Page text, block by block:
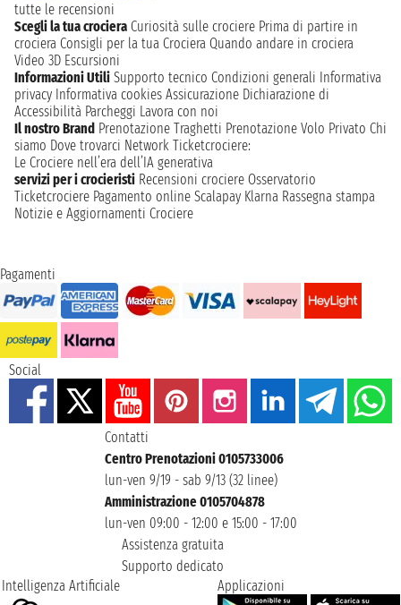
tutte le recensioni
Scegli la tua crociera Curiosità sulle crociere Prima di partire in
crociera Consigli per la tua Crociera Quando andare in crociera
Video 3D Escursioni
Informazioni Utili Supporto tecnico Condizioni generali Informativa
privacy Informativa cookies Assicurazione Dichiarazione di
Accessibilità Parcheggi Lavora con noi
Il nostro Brand Prenotazione Traghetti Prenotazione Volo Privato Chi
siamo Dove trovarci Network Ticketcrociere:
Le Crociere nell’era dell’IA generativa
servizi per i crocieristi Recensioni crociere Osservatorio
Ticketcrociere Pagamento online Scalapay Klarna Rassegna stampa
Notizie e Aggiornamenti Crociere
Pagamenti
Social
Contatti
Centro Prenotazioni 0105733006
lun-ven 9/19 - sab 9/13 (32 linee)
Amministrazione 0105704878
lun-ven 09:00 - 12:00 e 15:00 - 17:00
Assistenza gratuita
Supporto dedicato
Intelligenza Artificiale
Applicazioni